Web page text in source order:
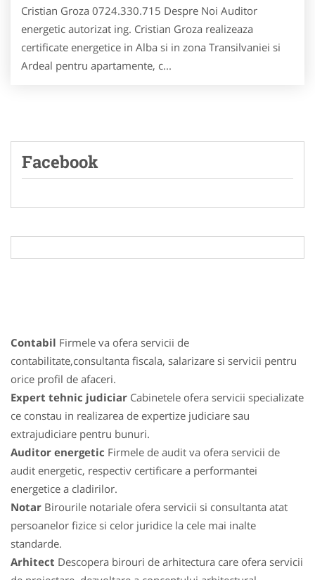
Cristian Groza 0724.330.715 Despre Noi Auditor
energetic autorizat ing. Cristian Groza realizeaza
certificate energetice in Alba si in zona Transilvaniei si
Ardeal pentru apartamente, c...
Facebook
Contabil Firmele va ofera servicii de
contabilitate,consultanta fiscala, salarizare si servicii pentru
orice profil de afaceri.
Expert tehnic judiciar Cabinetele ofera servicii specializate
ce constau in realizarea de expertize judiciare sau
extrajudiciare pentru bunuri.
Auditor energetic Firmele de audit va ofera servicii de
audit energetic, respectiv certificare a performantei
energetice a cladirilor.
Notar Birourile notariale ofera servicii si consultanta atat
persoanelor fizice si celor juridice la cele mai inalte
standarde.
Arhitect Descopera birouri de arhitectura care ofera servicii